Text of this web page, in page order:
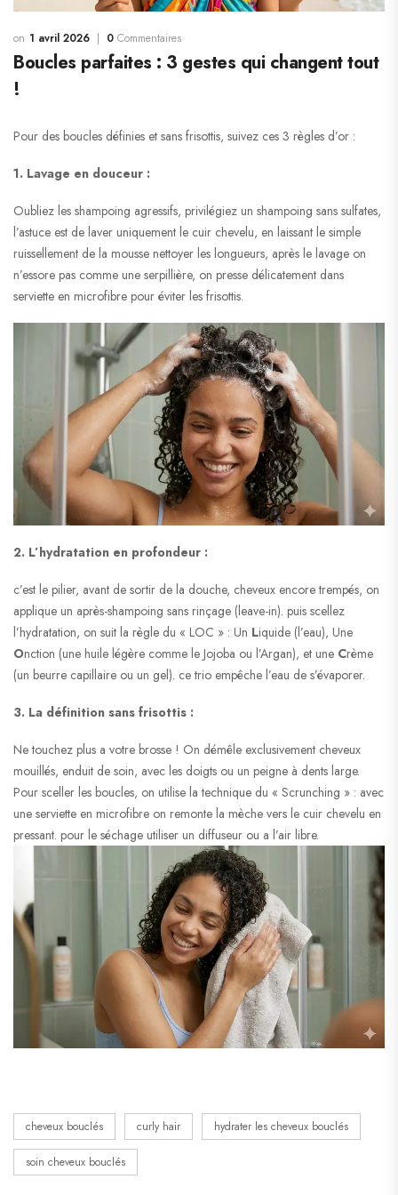
1 avril 2026 0 Commentaires
Boucles parfaites : 3 gestes qui changent tout
!
Pour des boucles définies et sans frisottis, suivez ces 3 règles d’or :
1. Lavage en douceur :
Oubliez les shampoing agressifs, privilégiez un shampoing sans sulfates,
l’astuce est de laver uniquement le cuir chevelu, en laissant le simple
ruissellement de la mousse nettoyer les longueurs, après le lavage on
n’essore pas comme une serpillière, on presse délicatement dans
serviette en microfibre pour éviter les frisottis.
2. L’hydratation en profondeur :
c’est le pilier, avant de sortir de la douche, cheveux encore trempés, on
applique un après-shampoing sans rinçage (leave-in). puis scellez
l’hydratation, on suit la règle du « LOC » : Un Liquide (l’eau), Une
Onction (une huile légère comme le Jojoba ou l’Argan), et une Crème
(un beurre capillaire ou un gel). ce trio empêche l’eau de s’évaporer.
3. La définition sans frisottis :
Ne touchez plus a votre brosse ! On démêle exclusivement cheveux
mouillés, enduit de soin, avec les doigts ou un peigne à dents large.
Pour sceller les boucles, on utilise la technique du « Scrunching » : avec
une serviette en microfibre on remonte la mèche vers le cuir chevelu en
pressant. pour le séchage utiliser un diffuseur ou a l’air libre.
cheveux bouclés curly hair hydrater les cheveux bouclés
soin cheveux bouclés